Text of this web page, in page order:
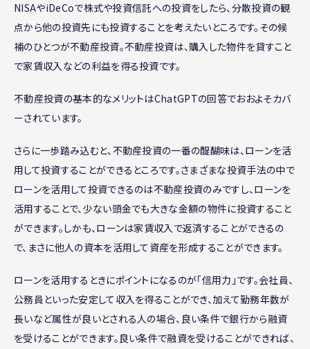
NISAやiDeCoで株式や投資信託への投資をしたら、分散投資の観
点から他の投資先にも投資することを考えたいところです。その候
補のひとつが不動産投資。不動産投資は、購入した物件を貸すこと
で家賃収入などの利益を得る投資です。
不動産投資の基本的なメリットはChatGPTの回答でおおよそカバ
ーされています。
さらに一歩踏み込むと、不動産投資の一番の醍醐味は、ローンを活
用して投資することができるところです。さまざまな投資手法の中で
ローンを活用して投資できるのは不動産投資のみですし、ローンを
活用することで、少ない頭金でも大きな金額の物件に投資すること
ができます。しかも、ローンは家賃収入で返済することができるの
で、まさに他人の資本を活用して資産を形成することができます。
ローンを活用するときにポイントになるのが「信用力」です。会社員、
公務員といった安定して収入を得ることができ、加えて勤務年数が
長いなど属性が良いとされる人の場合、良い条件で銀行から融資
を受けることができます。良い条件で融資を受けることができれば、